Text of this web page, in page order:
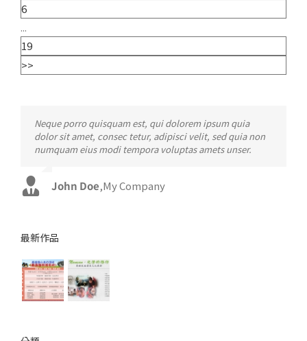
6
...
19
>>
Neque porro quisquam est, qui dolorem ipsum quia
dolor sit amet, consec tetur, adipisci velit, sed quia non
numquam eius modi tempora voluptas amets unser.
John Doe,My Company
Aliquam erat volutpat. Quisque at est id ligula facilisis
laoreet eget pulvinar nibh. Suspendisse at ultrices dui.
Curabitur ac felis arcu sadips ipsums fugiats nemis.
Luke Beck,Theme Fusion
最新作品